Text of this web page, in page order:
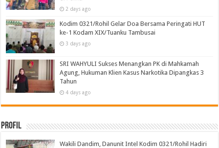
2 days ago
Kodim 0321/Rohil Gelar Doa Bersama Peringati HUT
ke-1 Kodam XIX/Tuanku Tambusai
3 days ago
SRI WAHYULI Sukses Menangkan PK di Mahkamah
Agung, Hukuman Klien Kasus Narkotika Dipangkas 3
Tahun
4 days ago
Profil
Wakili Dandim, Danunit Intel Kodim 0321/Rohil Hadiri